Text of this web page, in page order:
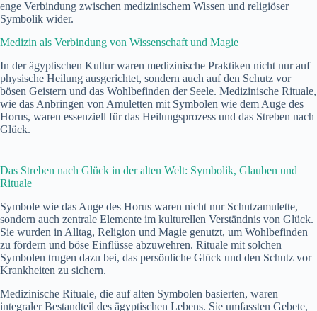
enge Verbindung zwischen medizinischem Wissen und religiöser
Symbolik wider.
Medizin als Verbindung von Wissenschaft und Magie
In der ägyptischen Kultur waren medizinische Praktiken nicht nur auf
physische Heilung ausgerichtet, sondern auch auf den Schutz vor
bösen Geistern und das Wohlbefinden der Seele. Medizinische Rituale,
wie das Anbringen von Amuletten mit Symbolen wie dem Auge des
Horus, waren essenziell für das Heilungsprozess und das Streben nach
Glück.
Das Streben nach Glück in der alten Welt: Symbolik, Glauben und
Rituale
Symbole wie das Auge des Horus waren nicht nur Schutzamulette,
sondern auch zentrale Elemente im kulturellen Verständnis von Glück.
Sie wurden in Alltag, Religion und Magie genutzt, um Wohlbefinden
zu fördern und böse Einflüsse abzuwehren. Rituale mit solchen
Symbolen trugen dazu bei, das persönliche Glück und den Schutz vor
Krankheiten zu sichern.
Medizinische Rituale, die auf alten Symbolen basierten, waren
integraler Bestandteil des ägyptischen Lebens. Sie umfassten Gebete,